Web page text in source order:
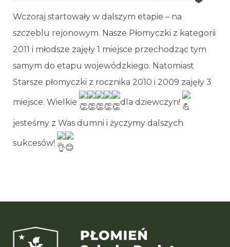
Wczoraj startowały w dalszym etapie – na
szczeblu rejonowym. Nasze Płomyczki z kategorii
2011 i młodsze zajęły 1 miejsce przechodząc tym
samym do etapu wojewódzkiego. Natomiast
Starsze płomyczki z rocznika 2010 i 2009 zajęły 3
miejsce. Wielkie dla dziewczyn!
jesteśmy z Was dumni i życzymy dalszych
sukcesów!